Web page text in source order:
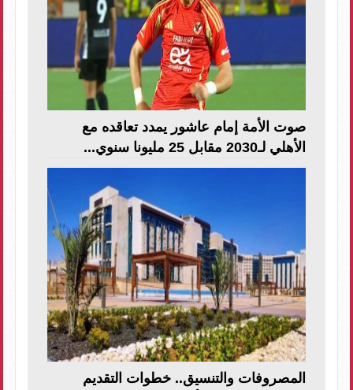
صوت الأمة إمام عاشور يمدد تعاقده مع
الأهلي لـ2030 مقابل 25 مليونا سنوي...
المصروفات والتنسيق.. خطوات التقديم